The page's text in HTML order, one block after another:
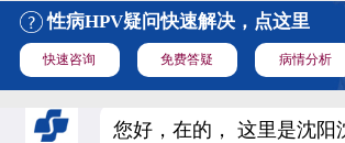
性病HPV疑问快速解决，点这里
快速咨询 免费答疑 病情分析
您好，在的， 这里是沈阳